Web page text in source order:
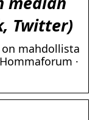
Twitter)
mahdollista
·